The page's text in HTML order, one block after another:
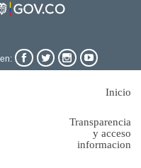
   
Inicio
Transparencia
y acceso
informacion